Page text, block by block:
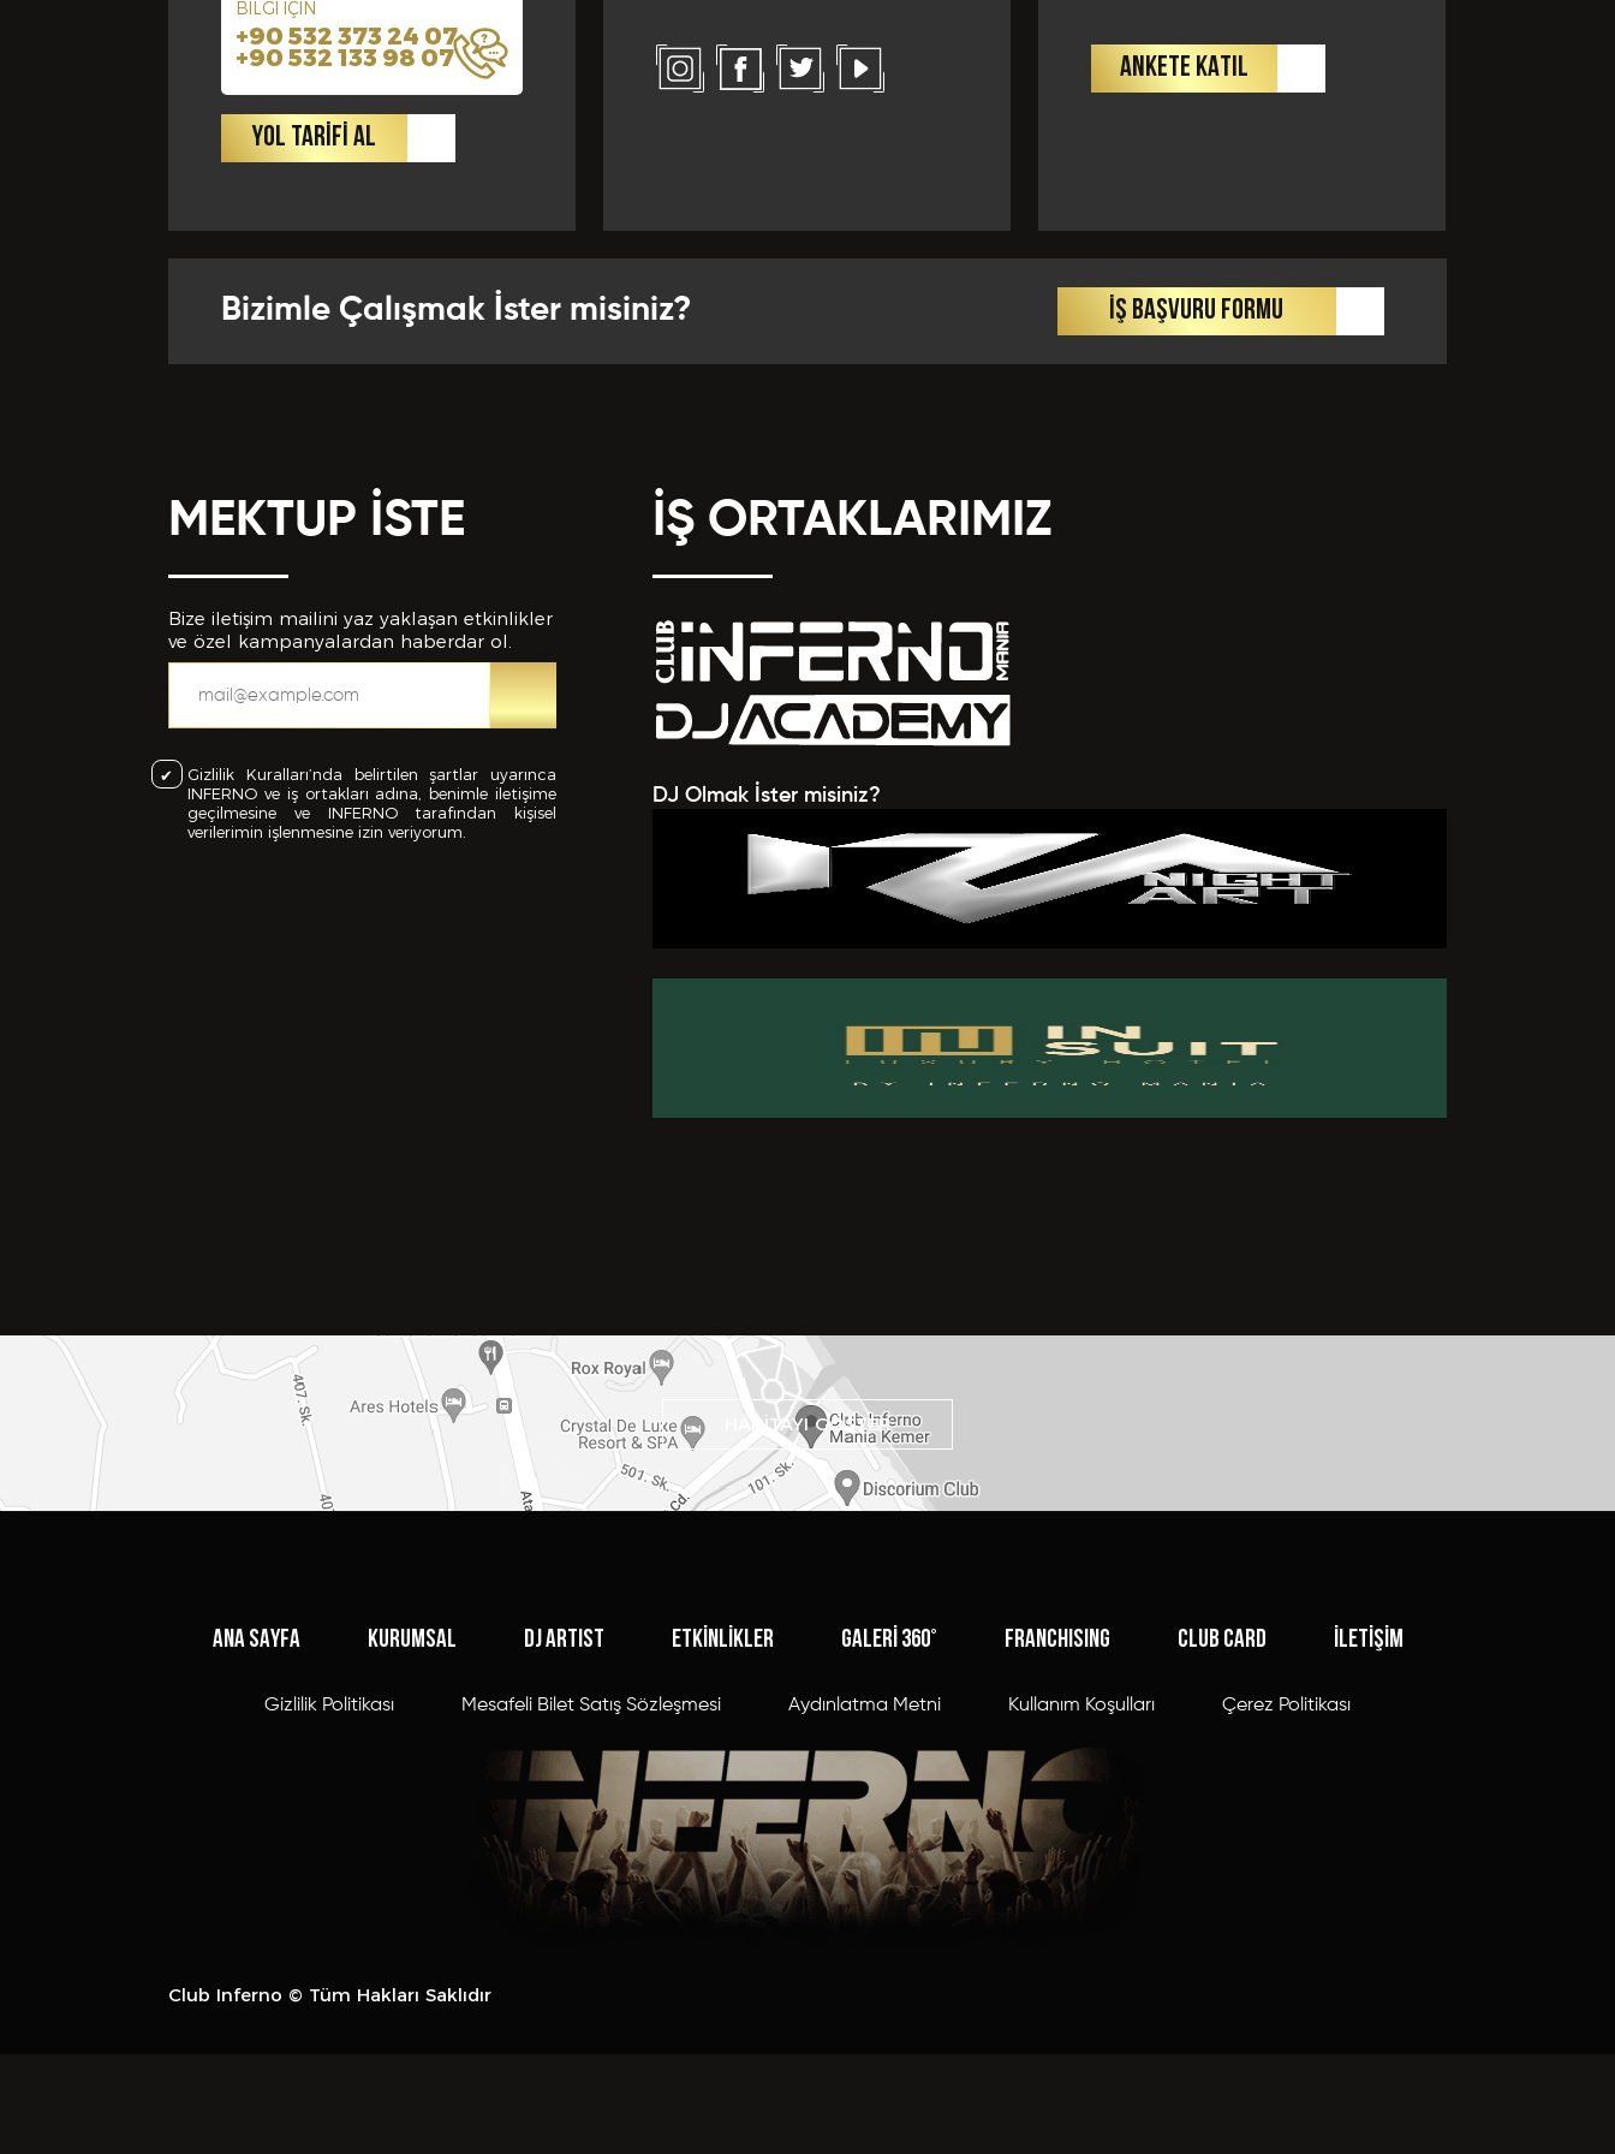
BİLGİ İÇİN
+90 532 373 24 07
+90 532 133 98 07
YOL TARİFİ AL
ANKETE KATIL
Bizimle Çalışmak İster misiniz? İŞ BAŞVURU FORMU
MEKTUP İSTE
Bize iletişim mailini yaz yaklaşan etkinlikler
ve özel kampanyalardan haberdar ol.
Gizlilik Kuralları’nda belirtilen şartlar uyarınca
INFERNO ve iş ortakları adına, benimle iletişime
geçilmesine ve INFERNO tarafından kişisel
verilerimin işlenmesine izin veriyorum.
İŞ ORTAKLARIMIZ
DJ Olmak İster misiniz?
HARİTAYI GÖSTER
ANA SAYFA KURUMSAL DJ ARTIST ETKİNLİKLER GALERİ 360° FRANCHISING CLUB CARD İLETİŞİM
Gizlilik Politikası Mesafeli Bilet Satış Sözleşmesi Aydınlatma Metni Kullanım Koşulları Çerez Politikası
Club Inferno © Tüm Hakları Saklıdır
Yabancı Dil * Yabancı Dil Seviyesi *
Eklemek İstedikleriniz *
Bu Formda verilen bütün bilgilerin yanlışsız ve eksiksiz olarak tarafımdan
BAŞVURUMUGÖNDER
Bize Kaç Yıldız Verirdiniz?